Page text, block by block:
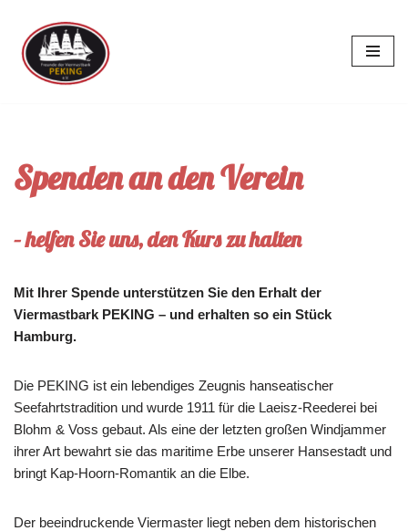
Zum
Inhalt
Spenden an den Verein
– helfen Sie uns, den Kurs zu halten
Mit Ihrer Spende unterstützen Sie den Erhalt der
Viermastbark PEKING – und erhalten so ein Stück
Hamburg.
Die PEKING ist ein lebendiges Zeugnis hanseatischer
Seefahrtstradition und wurde 1911 für die Laeisz-Reederei bei
Blohm & Voss gebaut. Als eine der letzten großen Windjammer
ihrer Art bewahrt sie das maritime Erbe unserer Hansestadt und
bringt Kap-Hoorn-Romantik an die Elbe.
Der beeindruckende Viermaster liegt neben dem historischen